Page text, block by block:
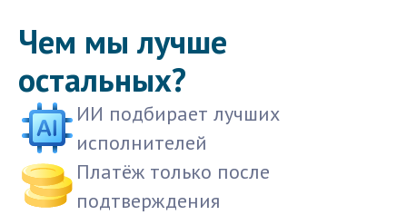
Чем мы лучше
остальных?
ИИ подбирает лучших
исполнителей
Платёж только после
подтверждения